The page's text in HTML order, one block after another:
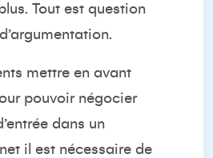
Tout est question
mettre en avant
pouvoir négocier
dans un
il est nécessaire de